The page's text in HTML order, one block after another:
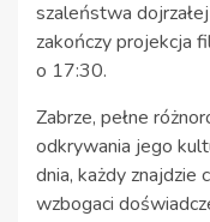
szaleństwa
zakończy projekcja
o 17:30.
Zabrze, pełne
odkrywania jego
dnia, każdy znajdzie
wzbogaci